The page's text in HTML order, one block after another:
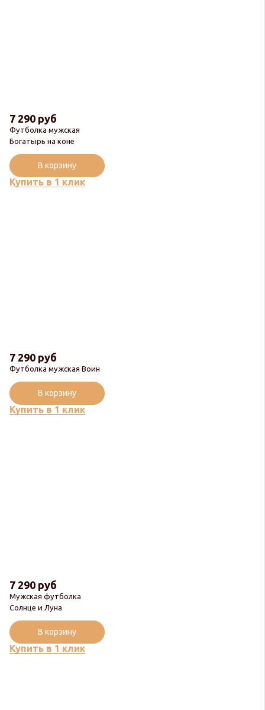
Футболка мужская
Богатырь на коне
7 290 руб
Купить в 1 клик
В корзину
Футболка мужская Воин
7 290 руб
Купить в 1 клик
В корзину
Мужская футболка
Солнце и Луна
7 290 руб
Купить в 1 клик
В корзину